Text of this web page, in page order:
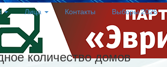
Лица Контакты Выборы 2026
количество домов